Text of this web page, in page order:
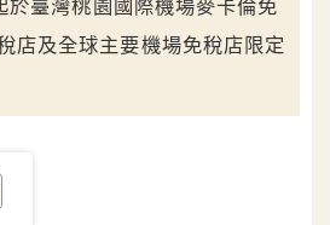
於臺灣桃園國際機場麥卡倫免
店及全球主要機場免稅店限定